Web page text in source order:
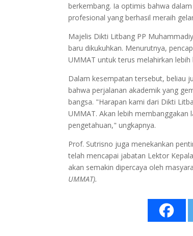
berkembang. Ia optimis bahwa
profesional yang berhasil meraih
Majelis Dikti Litbang PP
baru dikukuhkan. Menurutnya,
UMMAT untuk terus melahirkan
Dalam kesempatan tersebut, beliau
bahwa perjalanan akademik yang
bangsa. "Harapan kami dari Dikti
UMMAT. Akan lebih
pengetahuan," ungkapnya.
Prof. Sutrisno juga menekankan
telah mencapai jabatan Lektor
akan semakin dipercaya oleh
UMMAT).